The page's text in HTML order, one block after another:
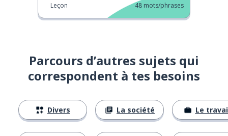
Leçon 48 mots/phrases
Parcours d’autres sujets qui
correspondent à tes besoins
Divers La société Le